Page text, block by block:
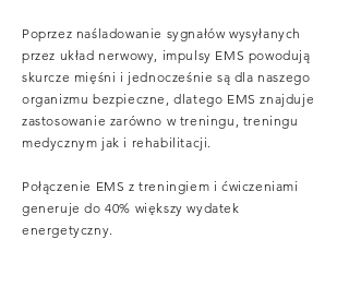
Poprzez naśladowanie sygnałów wysyłanych
przez układ nerwowy, impulsy EMS powodują
skurcze mięśni i jednocześnie są dla naszego
organizmu bezpieczne, dlatego EMS znajduje
zastosowanie zarówno w treningu, treningu
medycznym jak i rehabilitacji.
Połączenie EMS z treningiem i ćwiczeniami
generuje do 40% większy wydatek
energetyczny.